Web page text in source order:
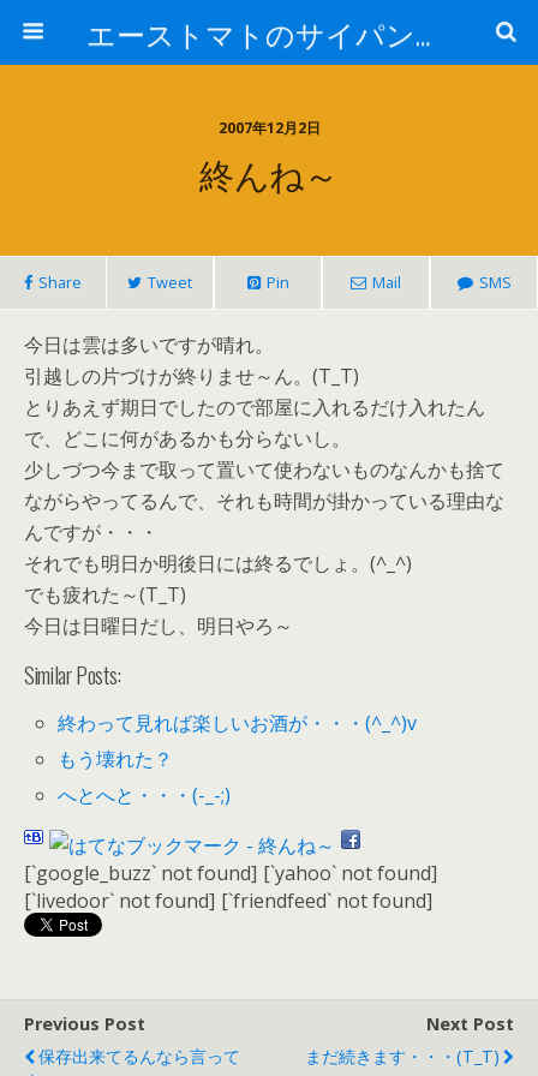
エーストマトのサイパンダイビング日記
2007年12月2日
終んね～
Share Tweet Pin Mail SMS
今日は雲は多いですが晴れ。
引越しの片づけが終りませ～ん。(T_T)
とりあえず期日でしたので部屋に入れるだけ入れたん
で、どこに何があるかも分らないし。
少しづつ今まで取って置いて使わないものなんかも捨て
ながらやってるんで、それも時間が掛かっている理由な
んですが・・・
それでも明日か明後日には終るでしょ。(^_^)
でも疲れた～(T_T)
今日は日曜日だし、明日やろ～
Similar Posts:
終わって見れば楽しいお酒が・・・(^_^)v
もう壊れた？
へとへと・・・(-_-;)
[`google_buzz` not found] [`yahoo` not found]
[`livedoor` not found] [`friendfeed` not found]
Previous Post
保存出来てるんなら言って
Next Post
まだ続きます・・・(T_T)